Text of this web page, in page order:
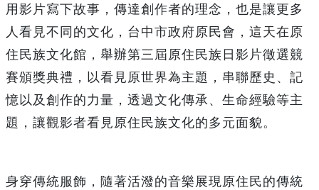
用影片寫下故事，傳達創作者的理念，也是讓更多
人看見不同的文化，台中市政府原民會，這天在原
住民族文化館，舉辦第三屆原住民族日影片徵選競
賽頒獎典禮，以看見原世界為主題，串聯歷史、記
憶以及創作的力量，透過文化傳承、生命經驗等主
題，讓觀影者看見原住民族文化的多元面貌。
身穿傳統服飾，隨著活潑的音樂展現原住民的傳統